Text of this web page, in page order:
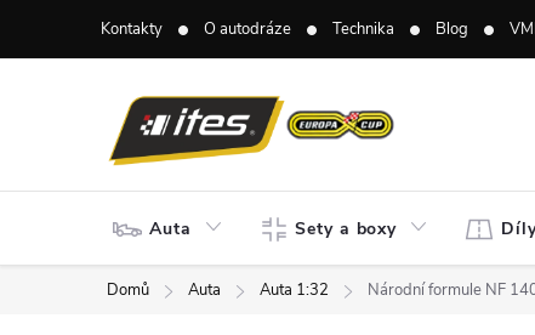
Kontakty O autodráze Technika Blog
Auta Sety a boxy
Domů Auta Auta 1:32 Národní formule NF